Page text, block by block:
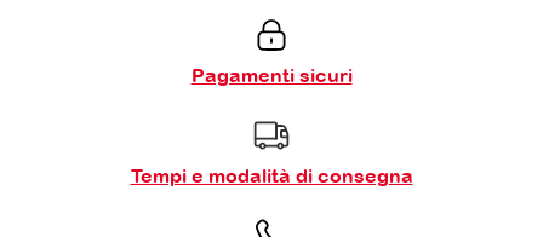
Pagamenti sicuri
Tempi e modalità di consegna